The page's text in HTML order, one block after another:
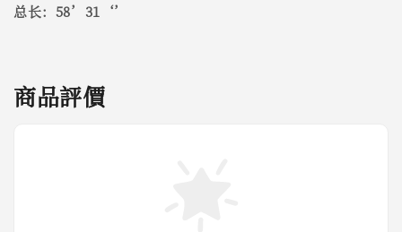
总长：58’31‘’
商品評價